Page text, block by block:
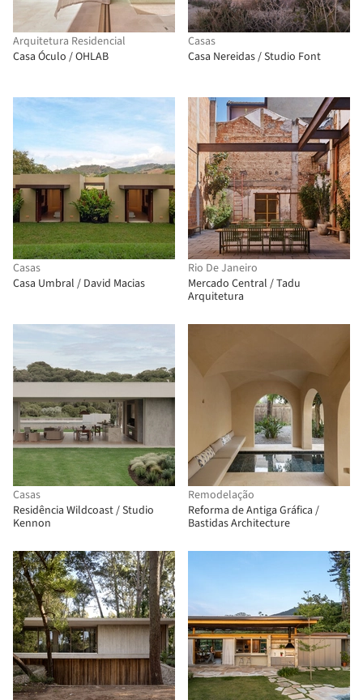
Arquitetura Residencial
Casa Óculo / OHLAB
Casas
Casa Nereidas / Studio Font
Casas
Casa Umbral / David Macias
Rio De Janeiro
Mercado Central / Tadu
Arquitetura
Casas
Residência Wildcoast / Studio
Kennon
Remodelação
Reforma de Antiga Gráfica /
Bastidas Architecture